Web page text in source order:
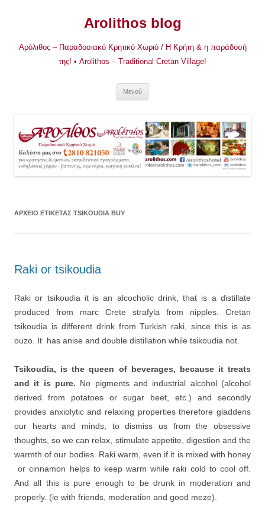
Arolithos blog
Αρόλιθος – Παραδοσιακό Κρητικό Χωριό / Η Κρήτη & η παράδοσή
της! • Arolithos – Traditional Cretan Village!
Μενού
ΑΡΧΕΊΟ ΕΤΙΚΈΤΑΣ TSIKOUDIA BUY
Raki or tsikoudia
Raki or tsikoudia it is an alcocholic drink, that is a distillate
produced from marc Crete strafyla from nipples. Cretan
tsikoudia is different drink from Turkish raki, since this is as
ouzo. It has anise and double distillation while tsikoudia not.
Tsikoudia, is the queen of beverages, because it treats
and it is pure. No pigments and industrial alcohol (alcohol
derived from potatoes or sugar beet, etc.) and secondly
provides anxiolytic and relaxing properties therefore gladdens
our hearts and minds, to dismiss us from the obsessive
thoughts, so we can relax, stimulate appetite, digestion and the
warmth of our bodies. Raki warm, even if it is mixed with honey
or cinnamon helps to keep warm while raki cold to cool off.
And all this is pure enough to be drunk in moderation and
properly. (ie with friends, moderation and good meze).